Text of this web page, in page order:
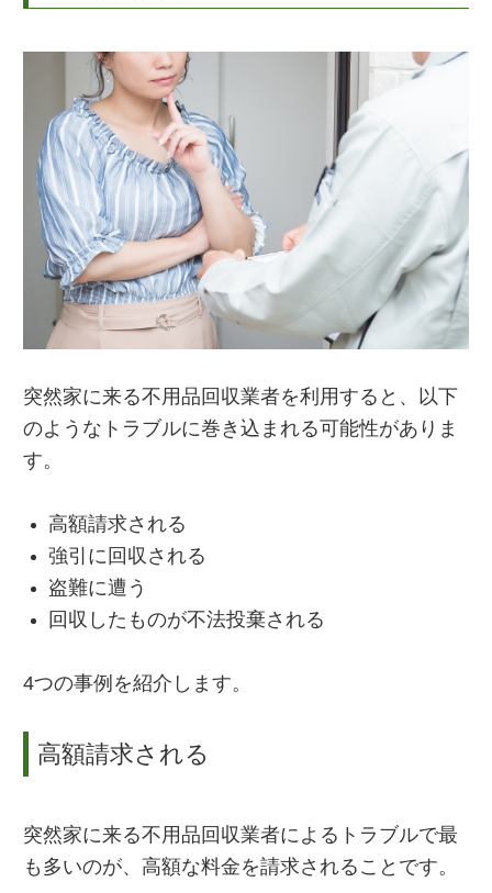
突然家に来る不用品回収業者を利用すると、以下
のようなトラブルに巻き込まれる可能性がありま
す。
高額請求される
強引に回収される
盗難に遭う
回収したものが不法投棄される
4つの事例を紹介します。
高額請求される
突然家に来る不用品回収業者によるトラブルで最
も多いのが、高額な料金を請求されることです。